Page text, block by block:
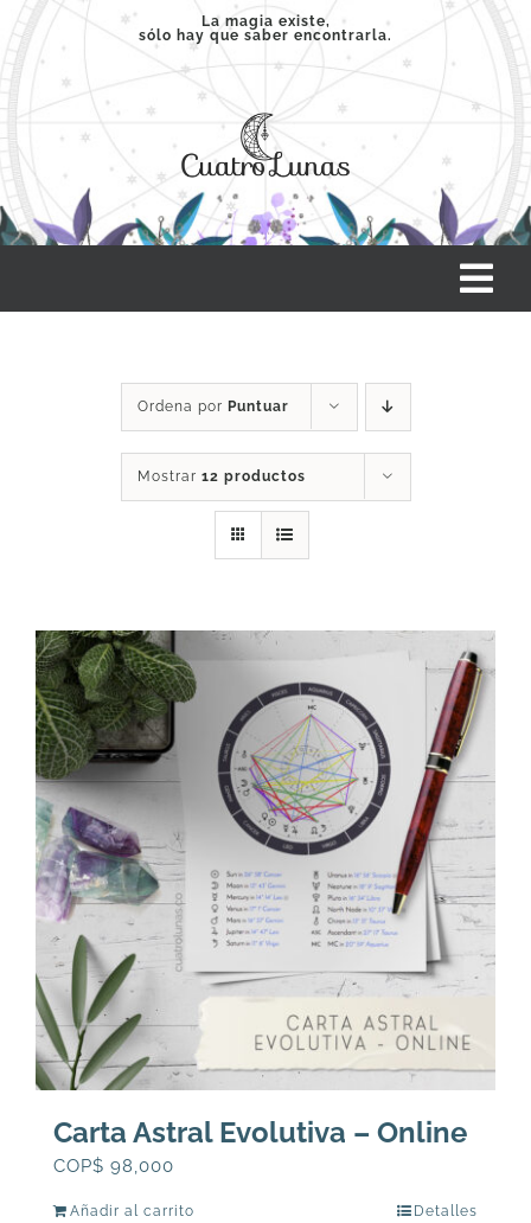
Saltar
contenido
La magia existe,
sólo hay que saber encontrarla.
SERVICIOS
PRODUCTOS
ARTÍCULOS
ACERCA
CONTACTO
Carrito
Ordena por Puntuar
Mostrar 12 productos
Carta Astral Evolutiva – Online
COP$ 98,000
Añadir al carrito Detalles